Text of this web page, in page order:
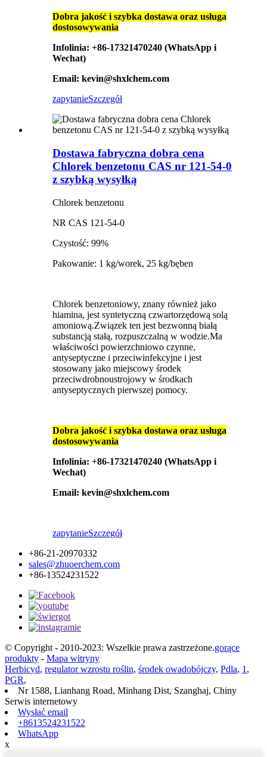
Dobra jakość i szybka dostawa oraz usługa
dostosowywania
Infolinia: +86-17321470240 (WhatsApp i
Wechat)
Email: kevin@shxlchem.com
zapytanieSzczegół
Dostawa fabryczna dobra cena
Chlorek benzetonu CAS nr 121-54-0
z szybką wysyłką
Chlorek benzetonu
NR CAS 121-54-0
Czystość: 99%
Pakowanie: 1 kg/worek, 25 kg/bęben
Chlorek benzetoniowy, znany również jako
hiamina, jest syntetyczną czwartorzędową solą
amoniową.Związek ten jest bezwonną białą
substancją stałą, rozpuszczalną w wodzie.Ma
właściwości powierzchniowo czynne,
antyseptyczne i przeciwinfekcyjne i jest
stosowany jako miejscowy środek
przeciwdrobnoustrojowy w środkach
antyseptycznych pierwszej pomocy.
Dobra jakość i szybka dostawa oraz usługa
dostosowywania
Infolinia: +86-17321470240 (WhatsApp i
Wechat)
Email: kevin@shxlchem.com
zapytanieSzczegół
+86-21-20970332
sales@zhuoerchem.com
+86-13524231522
© Copyright - 2010-2023: Wszelkie prawa zastrzeżone.gorące
produkty - Mapa witryny
Herbicyd, regulator wzrostu roślin, środek owadobójczy, Pdla, 1 ,
PGR,
Nr 1588, Lianhang Road, Minhang Dist, Szanghaj, Chiny
Serwis internetowy
Wysłać email
+8613524231522
WhatsApp
x